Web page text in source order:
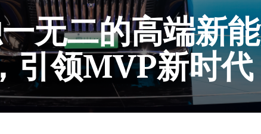
无二的高端新
引领MVP新时代